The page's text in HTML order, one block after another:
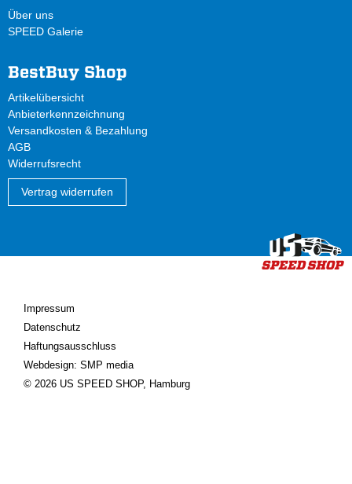
Über uns
SPEED Galerie
BestBuy Shop
Artikelübersicht
Anbieterkennzeichnung
Versandkosten & Bezahlung
AGB
Widerrufsrecht
Vertrag widerrufen
Impressum
Datenschutz
Haftungsausschluss
Webdesign: SMP media
© 2026 US SPEED SHOP, Hamburg